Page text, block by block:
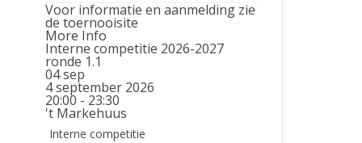
Voor informatie en aanmelding zie
de toernooisite
More Info
Interne competitie 2026-2027
ronde 1.1
04sep
4 september 2026
20:00 - 23:30
't Markehuus
Interne competitie